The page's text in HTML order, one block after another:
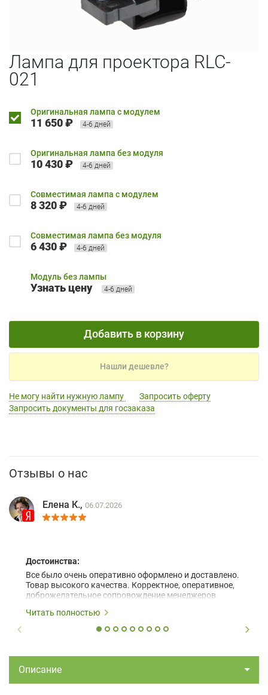
Лампа для проектора RLC-
021
Оригинальная лампа с модулем
11 650 ₽ 4-6 дней
Оригинальная лампа без модуля
10 430 ₽ 4-6 дней
Совместимая лампа с модулем
8 320 ₽ 4-6 дней
Совместимая лампа без модуля
6 430 ₽ 4-6 дней
Модуль без лампы
Узнать цену 4-6 дней
Добавить в корзину
Нашли дешевле?
Не могу найти нужную лампу
Запросить оферту
Запросить документы для госзаказа
Отзывы о нас
Елена К., 06.07.2026
Достоинства:
Все было очень оперативно оформлено и доставлено.
Товар высокого качества. Корректное, оперативное,
доброжелательное сопровождение менеджеров.
Читать полностью
Описание